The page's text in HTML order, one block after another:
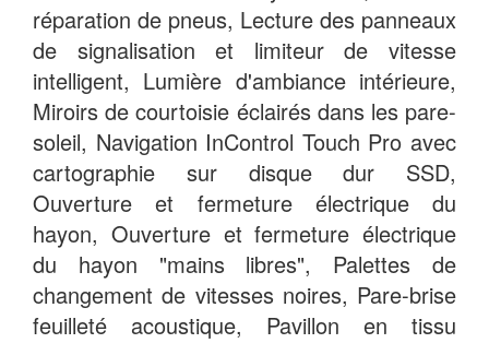
réparation de pneus, Lecture des panneaux
de signalisation et limiteur de vitesse
intelligent, Lumière d'ambiance intérieure,
Miroirs de courtoisie éclairés dans les pare-
soleil, Navigation InControl Touch Pro avec
cartographie sur disque dur SSD,
Ouverture et fermeture électrique du
hayon, Ouverture et fermeture électrique
du hayon "mains libres", Palettes de
changement de vitesses noires, Pare-brise
feuilleté acoustique, Pavillon en tissu